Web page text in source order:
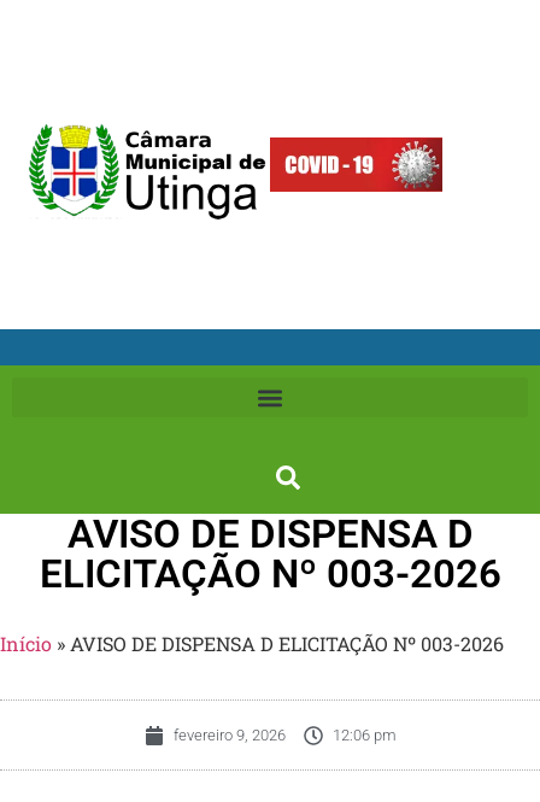
AVISO DE DISPENSA D
ELICITAÇÃO Nº 003-2026
Início » AVISO DE DISPENSA D ELICITAÇÃO Nº 003-2026
fevereiro 9, 2026 12:06 pm